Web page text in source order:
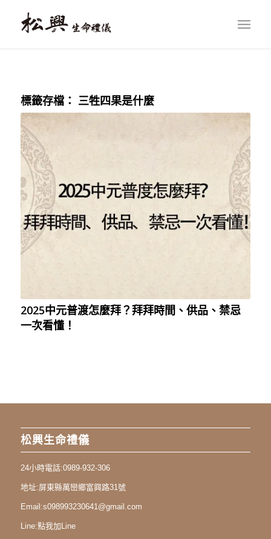
標籤存檔： 三牲四果是什麼
2025中元普渡怎麼拜？拜拜時間、供品、禁忌
一次看懂！
松興生命禮儀
24小時電話:0989-932-306
地址:屏東縣萬巒鄉富興路31號
Email:s098993230641@gmail.com
Line:點我加Line